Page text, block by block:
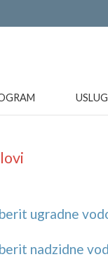
ugradne
nadzidne